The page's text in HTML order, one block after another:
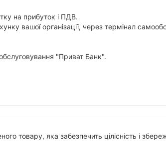
на прибуток і ПДВ.
вашої організації, через термінал
"Приват Банк".
товару, яка забезпечить цілісність і